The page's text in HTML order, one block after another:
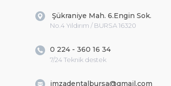
Şükraniye Mah. 6.Engin Sok.
No.4 Yıldırım / BURSA 16320
0 224 - 360 16 34
7/24 Teknik destek
imzadentalbursa@gmail.com